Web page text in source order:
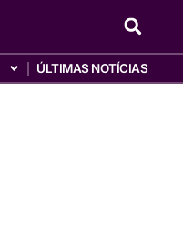
ÚLTIMAS NOTÍCIAS